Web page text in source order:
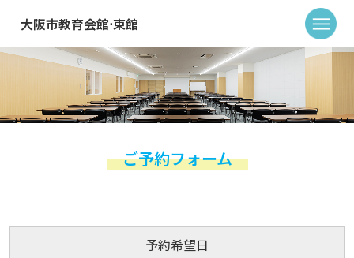
大阪市教育会館⋅東館
ご予約フォーム
予約希望日